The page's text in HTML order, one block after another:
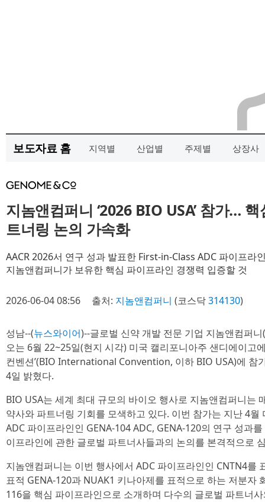
보도자료 홈 지역별 산업별 주제별 상장사
지놈앤컴퍼니 ‘2026 BIO USA’ 참가…
트너링 논의 가속화
AACR 2026서 연구 성과 발표한 First-in-Class ADC 파이프라
지놈앤컴퍼니가 보유한 핵심 파이프라인 경쟁력 입증할 것
2026-06-04 08:56 출처: 지놈앤컴퍼니 (코스닥314130)
성남--(뉴스와이어)--글로벌 신약 개발 전문 기업 지놈앤컴퍼
오는 6월 22~25일(현지 시각) 미국 캘리포니아주 샌디에이고
컨벤션’(BIO International Convention, 이하 BIO USA)에 참
4일 밝혔다.
BIO USA는 세계 최대 규모의 바이오 행사로 지놈앤컴퍼니는
약사와 파트너링 기회를 모색하고 있다. 이번 참가는 지난 4월
ADC 파이프라인인 GENA-104 ADC, GENA-120의 연구 성과
이프라인에 관한 글로벌 파트너사들과의 논의를 본격적으로
지놈앤컴퍼니는 이번 행사에서 ADC 파이프라인인 CNTN4를
표적 GENA-120과 NUAK1 키나아제를 표적으로 하는 저분자
116을 핵심 파이프라인으로 소개하며 다수의 글로벌 파트너